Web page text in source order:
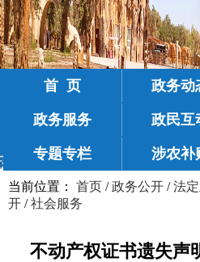
首 页 政务动
政务服务 政民互
专题专栏 涉农补
当前位置： 首页 /政务公开 /法
开 /社会服务
不动产权证书遗失声